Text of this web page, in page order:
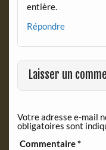
entière.
Répondre
Laisser un
Votre adresse e-mail
obligatoires sont
Commentaire*